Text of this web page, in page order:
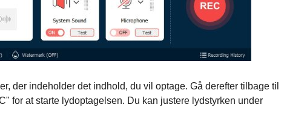
der indeholder det indhold, du vil optage. Gå derefter tilbage til
for at starte lydoptagelsen. Du kan justere lydstyrken under